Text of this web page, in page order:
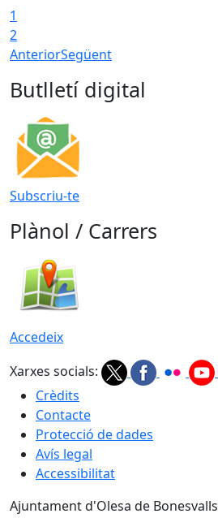
1
2
AnteriorSegüent
Butlletí digital
Subscriu-te
Plànol / Carrers
Accedeix
Xarxes socials:
Crèdits
Contacte
Protecció de dades
Avís legal
Accessibilitat
Ajuntament d'Olesa de Bonesvalls